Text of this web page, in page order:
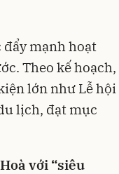
mạnh hoạt
Theo kế hoạch,
lớn như Lễ hội
lịch, đạt mục
với “siêu